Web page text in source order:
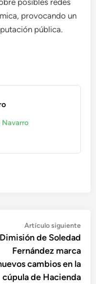
provocando un
pública.
Navarro
Artículo siguiente
Dimisión de Soledad
Fernández marca
cambios en la
cúpula de Hacienda